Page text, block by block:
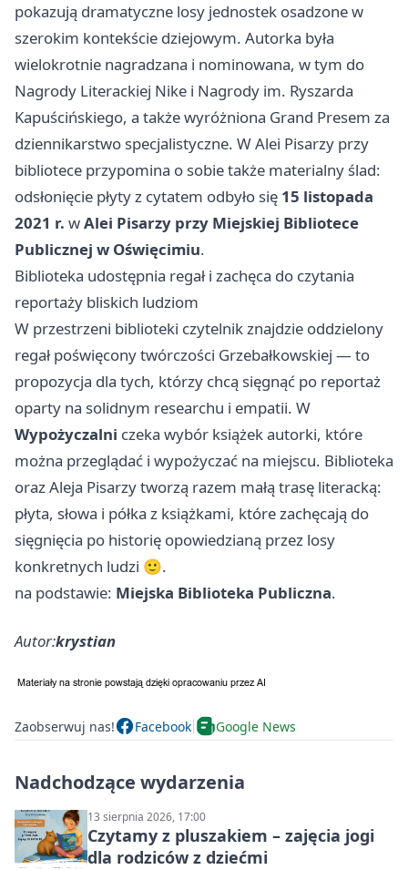
pokazują dramatyczne losy jednostek osadzone w
szerokim kontekście dziejowym. Autorka była
wielokrotnie nagradzana i nominowana, w tym do
Nagrody Literackiej Nike i Nagrody im. Ryszarda
Kapuścińskiego, a także wyróżniona Grand Presem za
dziennikarstwo specjalistyczne. W Alei Pisarzy przy
bibliotece przypomina o sobie także materialny ślad:
odsłonięcie płyty z cytatem odbyło się 15 listopada
2021 r. wAlei Pisarzy przy Miejskiej Bibliotece
Publicznej w Oświęcimiu.
Biblioteka udostępnia regał i zachęca do czytania
reportaży bliskich ludziom
W przestrzeni biblioteki czytelnik znajdzie oddzielony
regał poświęcony twórczości Grzebałkowskiej — to
propozycja dla tych, którzy chcą sięgnąć po reportaż
oparty na solidnym researchu i empatii. W
Wypożyczalni czeka wybór książek autorki, które
można przeglądać i wypożyczać na miejscu. Biblioteka
oraz Aleja Pisarzy tworzą razem małą trasę literacką:
płyta, słowa i półka z książkami, które zachęcają do
sięgnięcia po historię opowiedzianą przez losy
konkretnych ludzi 🙂.
na podstawie: Miejska Biblioteka Publiczna.
Autor:krystian
Zaobserwuj nas! Facebook Google News
Nadchodzące wydarzenia
13 sierpnia 2026, 17:00
Czytamy z pluszakiem – zajęcia jogi
dla rodziców z dziećmi